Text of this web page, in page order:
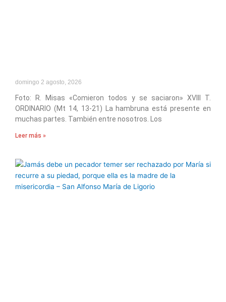
domingo 2 agosto, 2026
Foto: R. Misas «Comieron todos y se saciaron» XVIII T.
ORDINARIO (Mt 14, 13-21) La hambruna está presente en
muchas partes. También entre nosotros. Los
Leer más »